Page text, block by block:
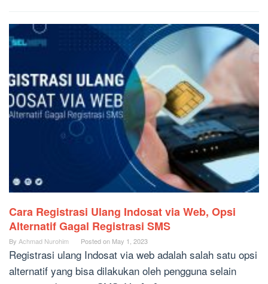
Cara Registrasi Ulang Indosat via Web, Opsi
Alternatif Gagal Registrasi SMS
By Achmad Nurohim Posted on May 1, 2023
Registrasi ulang Indosat via web adalah salah satu opsi
alternatif yang bisa dilakukan oleh pengguna selain